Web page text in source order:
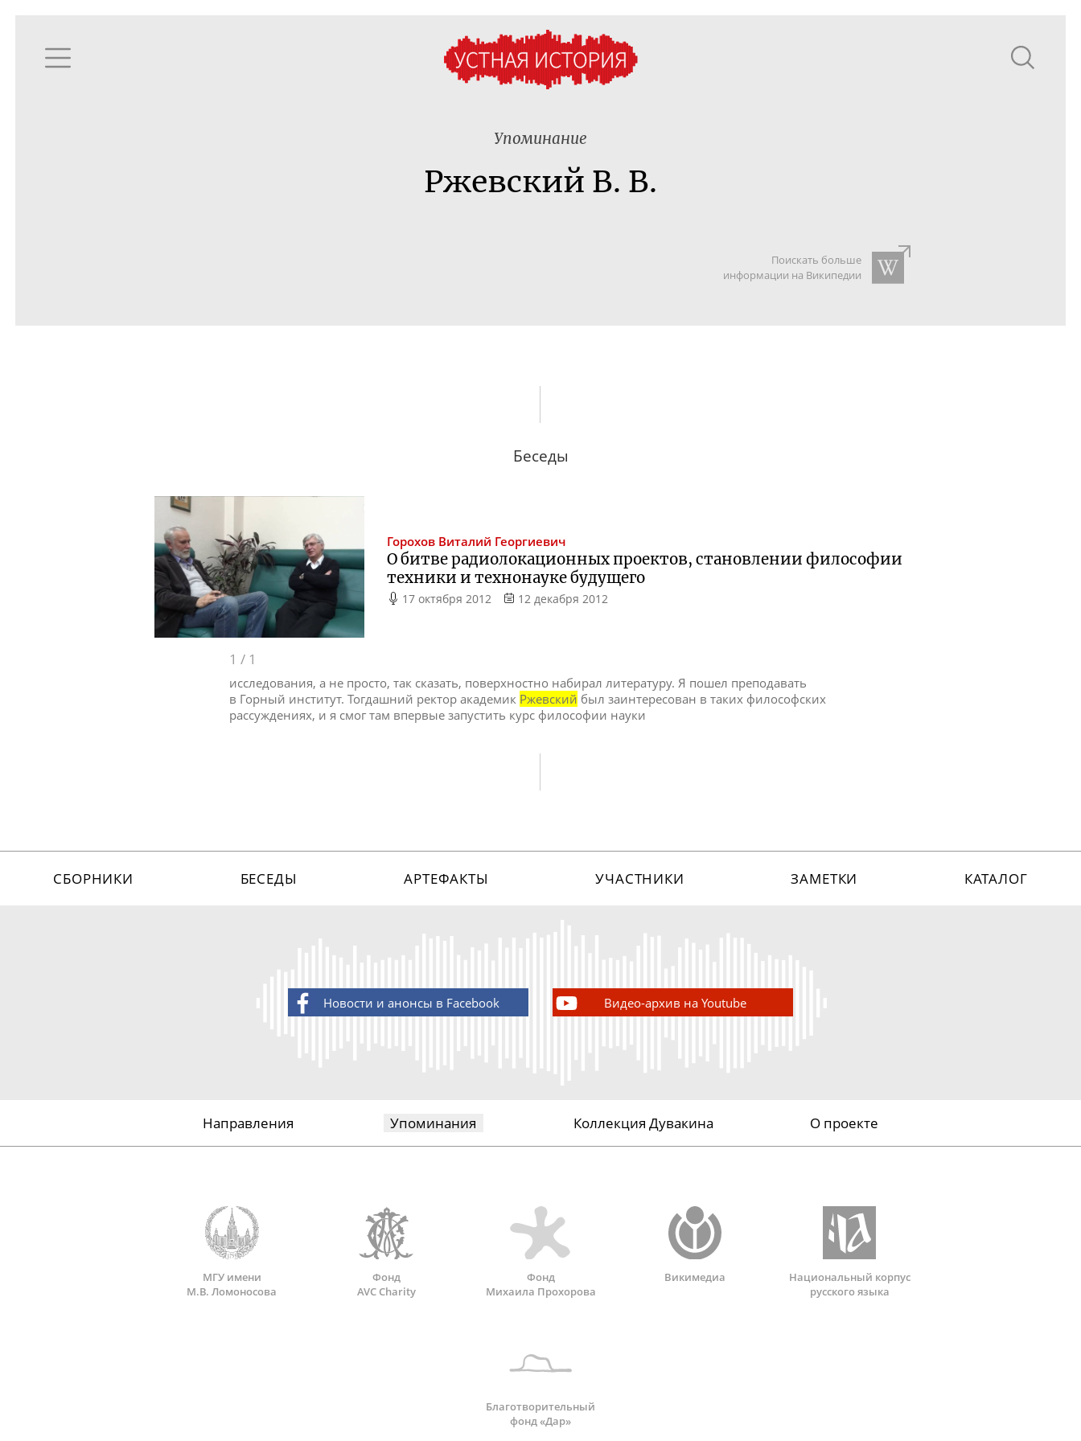
Упоминание
Ржевский В. В.
Поискать больше
информации на Википедии
Беседы
Горохов Виталий Георгиевич
О битве радиолокационных проектов, становлении философии
техники и технонауке будущего
17 октября 2012 12 декабря 2012
1 / 1
исследования, а не просто, так сказать, поверхностно набирал литературу. Я пошел преподавать
в Горный институт. Тогдашний ректор академик Ржевский был заинтересован в таких философских
рассуждениях, и я смог там впервые запустить курс философии науки
СБОРНИКИ БЕСЕДЫ АРТЕФАКТЫ УЧАСТНИКИ ЗАМЕТКИ КАТАЛОГ
Новости и анонсы в Facebook Видео-архив на Youtube
Направления Упоминания Коллекция Дувакина О проекте
МГУ имени
М.В. Ломоносова
Фонд
AVC Charity
Фонд
Михаила Прохорова
Викимедиа
Национальный корпус
русского языка
Благотворительный
фонд «Дар»